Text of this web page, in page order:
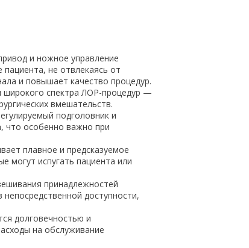
и ножное управление
не отвлекаясь от
и повышает качество процедур.
широкого спектра ЛОР-процедур —
вмешательств.
подголовник и
что особенно важно при
плавное и предсказуемое
могут испугать пациента или
принадлежностей
доступности,
долговечностью и
на обслуживание